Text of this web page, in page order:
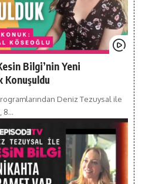
Bilgi’nin Yeni
Konuşuldu
Deniz Tezuysal ile
8…